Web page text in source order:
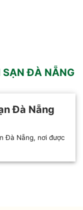
SẠN ĐÀ NẴNG
Đà Nẵng
Đà Nẵng, nơi được